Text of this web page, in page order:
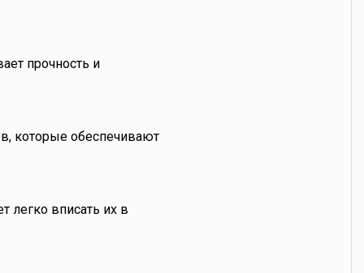
прочность и
которые обеспечивают
легко вписать их в